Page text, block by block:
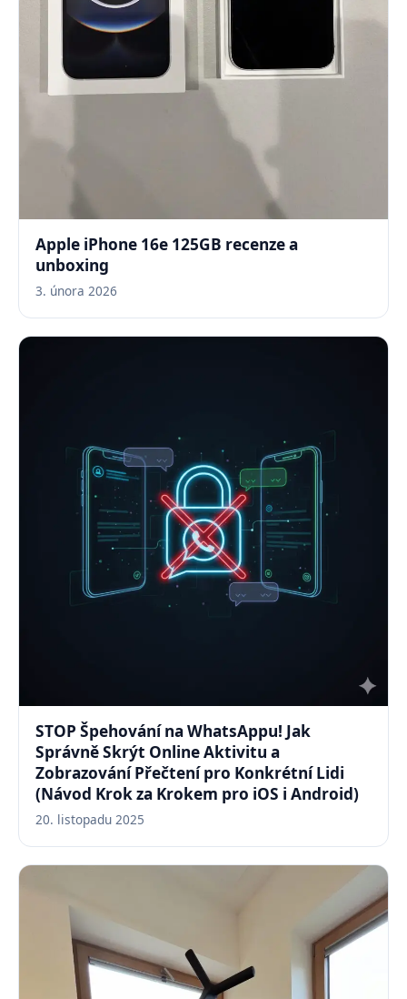
Apple iPhone 16e 125GB recenze a
unboxing
3. února 2026
STOP Špehování na WhatsAppu! Jak
Správně Skrýt Online Aktivitu a
Zobrazování Přečtení pro Konkrétní Lidi
(Návod Krok za Krokem pro iOS i Android)
20. listopadu 2025